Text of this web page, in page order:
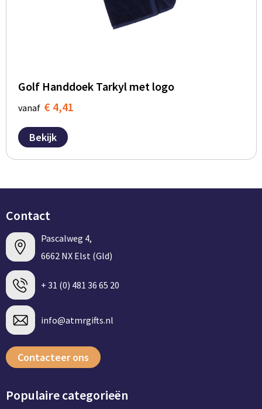
Golf Handdoek Tarkyl met logo
vanaf € 4,41
Bekijk
Contact
Pascalweg 4,
6662 NX Elst (Gld)
+ 31 (0) 481 36 65 20
info@atmrgifts.nl
Contacteer ons
Populaire categorieën